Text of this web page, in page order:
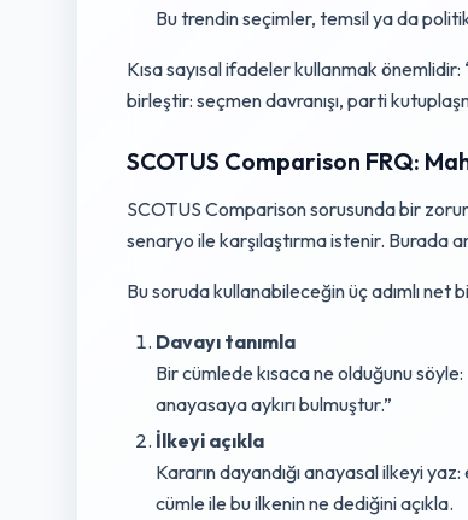
Bu trendin seçimler, temsil ya da
Kısa sayısal ifadeler kullanmak
birleştir: seçmen davranışı, parti
SCOTUS Comparison FRQ:
SCOTUS Comparison sorusunda bir
senaryo ile karşılaştırma istenir. Burada
Bu soruda kullanabileceğin üç adımlı net
Davayı tanımla
Bir cümlede kısaca ne olduğunu
anayasaya aykırı bulmuştur.”
İlkeyi açıkla
Kararın dayandığı anayasal ilkeyi
cümle ile bu ilkenin ne dediğini açıkla.